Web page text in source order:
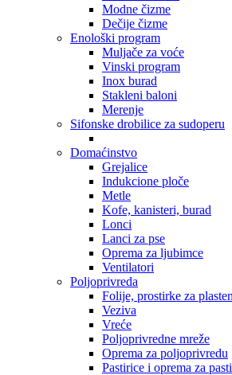
Modne čizme
Dečije čizme
Enološki program
Muljače za voće
Vinski program
Inox burad
Stakleni baloni
Merenje
Sifonske drobilice za sudoperu
Domaćinstvo
Grejalice
Indukcione ploče
Metle
Kofe, kanisteri, burad
Lonci
Lanci za pse
Oprema za ljubimce
Ventilatori
Poljoprivreda
Folije, prostirke za
Veziva
Vreće
Poljoprivredne mreže
Oprema za poljoprivredu
Pastirice i oprema za